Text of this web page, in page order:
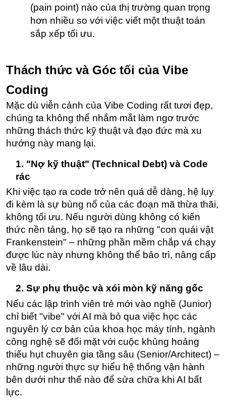
(pain point) nào của thị trường quan trọng
hơn nhiều so với việc viết một thuật toán
sắp xếp tối ưu.
Thách thức và Góc tối của Vibe
Coding
Mặc dù viễn cảnh của Vibe Coding rất tươi đẹp,
chúng ta không thể nhắm mắt làm ngơ trước
những thách thức kỹ thuật và đạo đức mà xu
hướng này mang lại.
1. "Nợ kỹ thuật" (Technical Debt) và Code
rác
Khi việc tạo ra code trở nên quá dễ dàng, hệ lụy
đi kèm là sự bùng nổ của các đoạn mã thừa thãi,
không tối ưu. Nếu người dùng không có kiến
thức nền tảng, họ sẽ tạo ra những "con quái vật
Frankenstein" – những phần mềm chắp vá chạy
được lúc này nhưng không thể bảo trì, nâng cấp
về lâu dài.
2. Sự phụ thuộc và xói mòn kỹ năng gốc
Nếu các lập trình viên trẻ mới vào nghề (Junior)
chỉ biết "vibe" với AI mà bỏ qua việc học các
nguyên lý cơ bản của khoa học máy tính, ngành
công nghệ sẽ đối mặt với cuộc khủng hoảng
thiếu hụt chuyên gia tầng sâu (Senior/Architect) –
những người thực sự hiểu hệ thống vận hành
bên dưới như thế nào để sửa chữa khi AI bất
lực.